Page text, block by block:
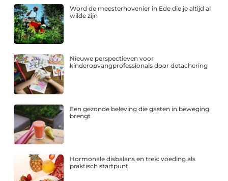
Word de meesterhovenier in Ede die je altijd al
wilde zijn
Nieuwe perspectieven voor
kinderopvangprofessionals door detachering
Een gezonde beleving die gasten in beweging
brengt
Hormonale disbalans en trek: voeding als
praktisch startpunt